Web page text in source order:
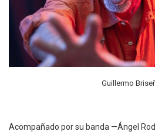
Guillermo
Acompañado por su banda —Ángel